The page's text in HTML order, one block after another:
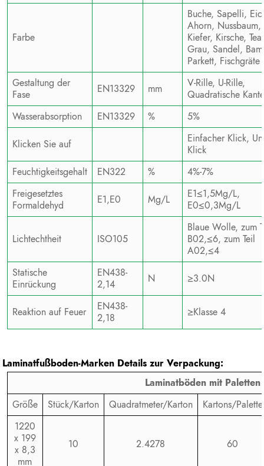
Farbe
Buche, Sapelli,
Ahorn, Nussbaum,
Kiefer, Kirsche,
Grau, Sandel,
Parkett, Fischgräte
Gestaltung der
Fase
EN13329 mm
V-Rille, U-Rille,
Quadratische Kante
Wasserabsorption
EN13329 % 5%
Klicken Sie auf
Einfacher Klick,
Klick
Feuchtigkeitsgehalt
EN322 %
4%-7%
Freigesetztes
Formaldehyd
E1,E0 Mg/L
E1≤1,5Mg/L,
E0≤0,3Mg/L
Lichtechtheit ISO105
Blaue Wolle, zum
B02,≤6, zum Teil
A02,≤4
Statische
Einrückung
EN438-
2,14
N ≥3.0N
Reaktion auf Feuer
EN438-
2,18
≥Klasse 4
Laminatfußboden-Marken Details zur Verpackung:
Laminatböden mit Paletten
Größe
Stück/Karton Quadratmeter/Karton
Kartons/Palette
1220
x 199
x 8,3
mm
10 2.4278 60